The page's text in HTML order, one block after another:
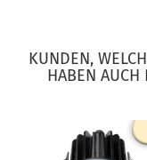
KUNDEN,
HABEN AUCH